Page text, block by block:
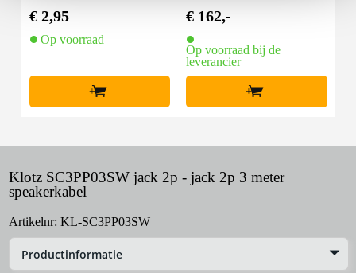
ansluiting
€ 2,95
Op voorraad
+
€ 162,-
Op voorraad bij de
leverancier
+
Klotz SC3PP03SW jack 2p - jack 2p 3 meter
speakerkabel
Artikelnr: KL-SC3PP03SW
Productinformatie